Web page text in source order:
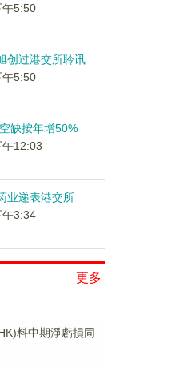
午5:50
创过港交所聆讯
午5:50
缺按年增50%
12:03
业递表港交所
午3:34
更多
料中期淨虧損同